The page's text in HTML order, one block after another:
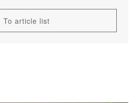
To article list